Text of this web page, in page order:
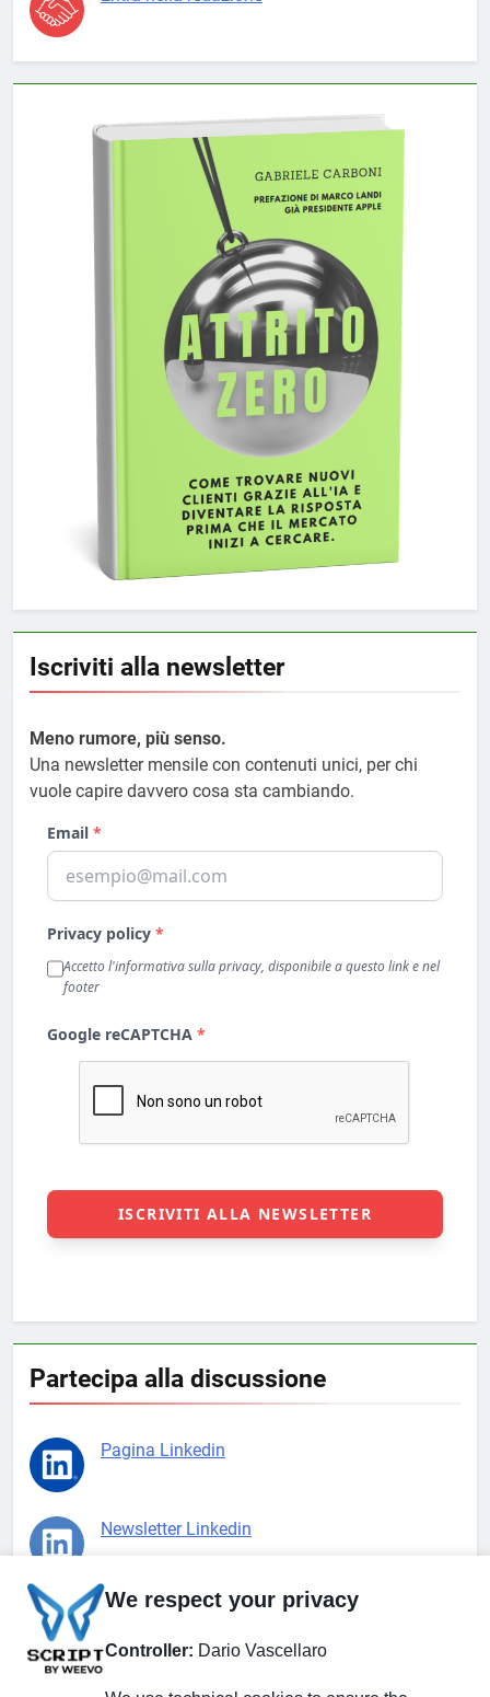
Iscriviti alla newsletter
Meno rumore, più senso.
Una newsletter mensile con contenuti unici, per chi
vuole capire davvero cosa sta cambiando.
Partecipa alla discussione
Pagina Linkedin
Newsletter Linkedin
Gruppo Linkedin
Pagina Facebook
We respect your privacy
Controller: Dario Vascellaro